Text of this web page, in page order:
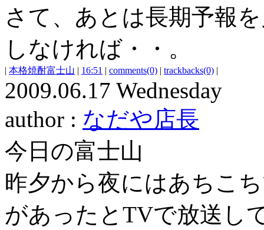
さて、あとは長期予報
しなければ・・。
| 本格焼酎富士山 | 16:51 | comments(0) | trackbacks(0) |
2009.06.17 Wednesday
author : なだや店長
今日の富士山
昨夕から夜にはあちこ
があったとTVで放送し